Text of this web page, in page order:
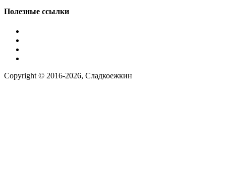
Полезные ссылки
Copyright © 2016-2026, Сладкоежкин